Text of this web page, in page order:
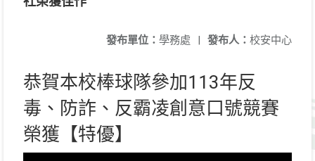
發布人： 校安中心
發布單位： 學務處 |
恭賀本校棒球隊參加113年反
毒、防詐、反霸凌創意口號競賽
榮獲【特優】